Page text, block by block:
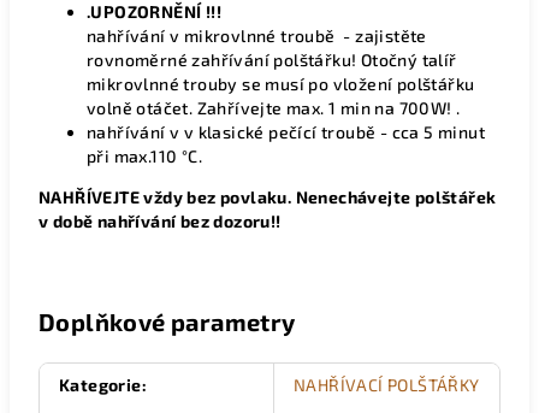
.UPOZORNĚNÍ !!!
nahřívání v mikrovlnné troubě - zajistěte
rovnoměrné zahřívání polštářku! Otočný talíř
mikrovlnné trouby se musí po vložení polštářku
volně otáčet. Zahřívejte max. 1 min na 700W! .
nahřívání v v klasické pečící troubě - cca 5 minut
při max.110 °C.
NAHŘÍVEJTE vždy bez povlaku. Nenechávejte polštářek
v době nahřívání bez dozoru!!
Doplňkové parametry
Kategorie: NAHŘÍVACÍ POLŠTÁŘKY